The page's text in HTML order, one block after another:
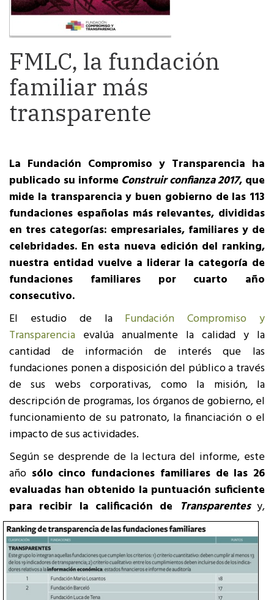
FMLC, la fundación
familiar más
transparente
La Fundación Compromiso y Transparencia ha
publicado su informe Construir confianza 2017, que
mide la transparencia y buen gobierno de las 113
fundaciones españolas más relevantes, divididas
en tres categorías: empresariales, familiares y de
celebridades. En esta nueva edición del ranking,
nuestra entidad vuelve a liderar la categoría de
fundaciones familiares por cuarto año
consecutivo.
El estudio de la Fundación Compromiso y
Transparencia evalúa anualmente la calidad y la
cantidad de información de interés que las
fundaciones ponen a disposición del público a través
de sus webs corporativas, como la misión, la
descripción de programas, los órganos de gobierno, el
funcionamiento de su patronato, la financiación o el
impacto de sus actividades.
Según se desprende de la lectura del informe, este
año sólo cinco fundaciones familiares de las 26
evaluadas han obtenido la puntuación suficiente
para recibir la calificación de Transparentesy,